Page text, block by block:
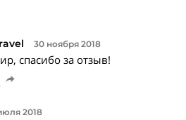
30 ноября 2018
спасибо за отзыв!
2018